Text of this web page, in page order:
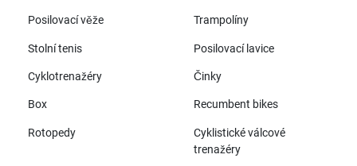
Posilovací věže Trampolíny
Stolní tenis Posilovací lavice
Cyklotrenažéry Činky
Box Recumbent bikes
Rotopedy
Cyklistické válcové
trenažéry